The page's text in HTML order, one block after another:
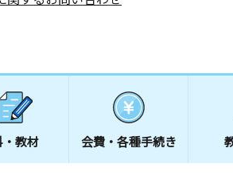
・教材 会費・ 各種手続き